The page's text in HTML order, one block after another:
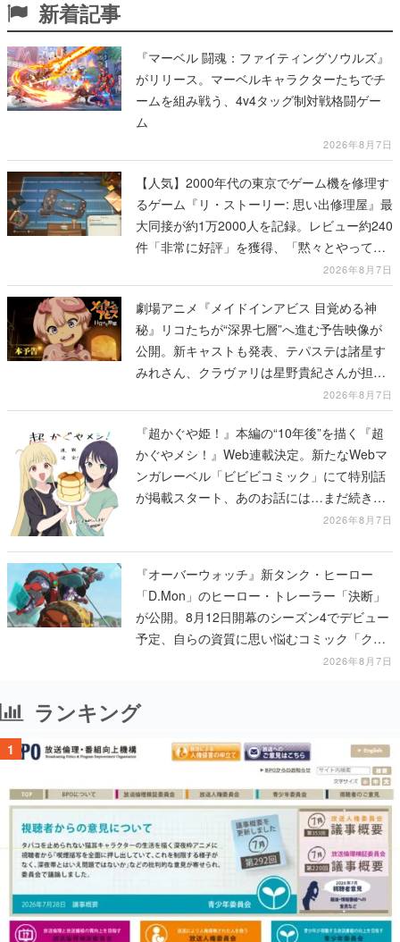
新着記事
『マーベル 闘魂：ファイティングソウルズ』
がリリース。マーベルキャラクターたちでチ
ームを組み戦う、4v4タッグ制対戦格闘ゲー
ム
2026年8月7日
【人気】2000年代の東京でゲーム機を修理す
るゲーム『リ・ストーリー: 思い出修理屋』最
大同接が約1万2000人を記録。レビュー約240
件「非常に好評」を獲得、「黙々とやってし
2026年8月7日
劇場アニメ『メイドインアビス 目覚める神
秘』リコたちが“深界七層”へ進む予告映像が
公開。新キャストも発表、テパステは諸星す
みれさん、クラヴァリは星野貴紀さんが担当
2026年8月7日
『超かぐや姫！』本編の“10年後”を描く『超
かぐやメシ！』Web連載決定。新たなWebマ
ンガレーベル「ビビビコミック」にて特別話
が掲載スタート、あのお話には…まだ続きが
2026年8月7日
『オーバーウォッチ』新タンク・ヒーロー
「D.Mon」のヒーロー・トレーラー「決断」
が公開。8月12日開幕のシーズン4でデビュー
予定、自らの資質に思い悩むコミック「クロ
2026年8月7日
ランキング
1